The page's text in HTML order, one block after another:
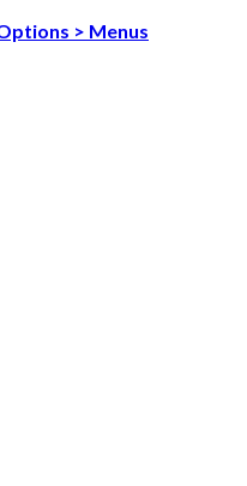
> Menus